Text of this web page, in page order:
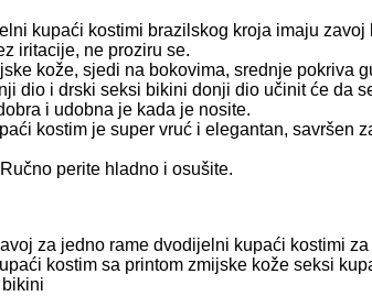
kupaći kostimi brazilskog kroja imaju
iritacije, ne proziru se.
kože, sjedi na bokovima, srednje pokriva
dio i drski seksi bikini donji dio učinit će da
i udobna je kada je nosite.
kostim je super vruć i elegantan, savršen
perite hladno i osušite.
za jedno rame dvodijelni kupaći kostimi za
kostim sa printom zmijske kože seksi
bikini